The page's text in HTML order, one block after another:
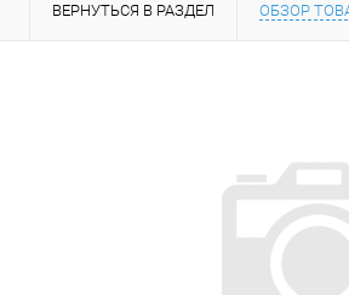
ВЕРНУТЬСЯ В РАЗДЕЛ ОБЗОР